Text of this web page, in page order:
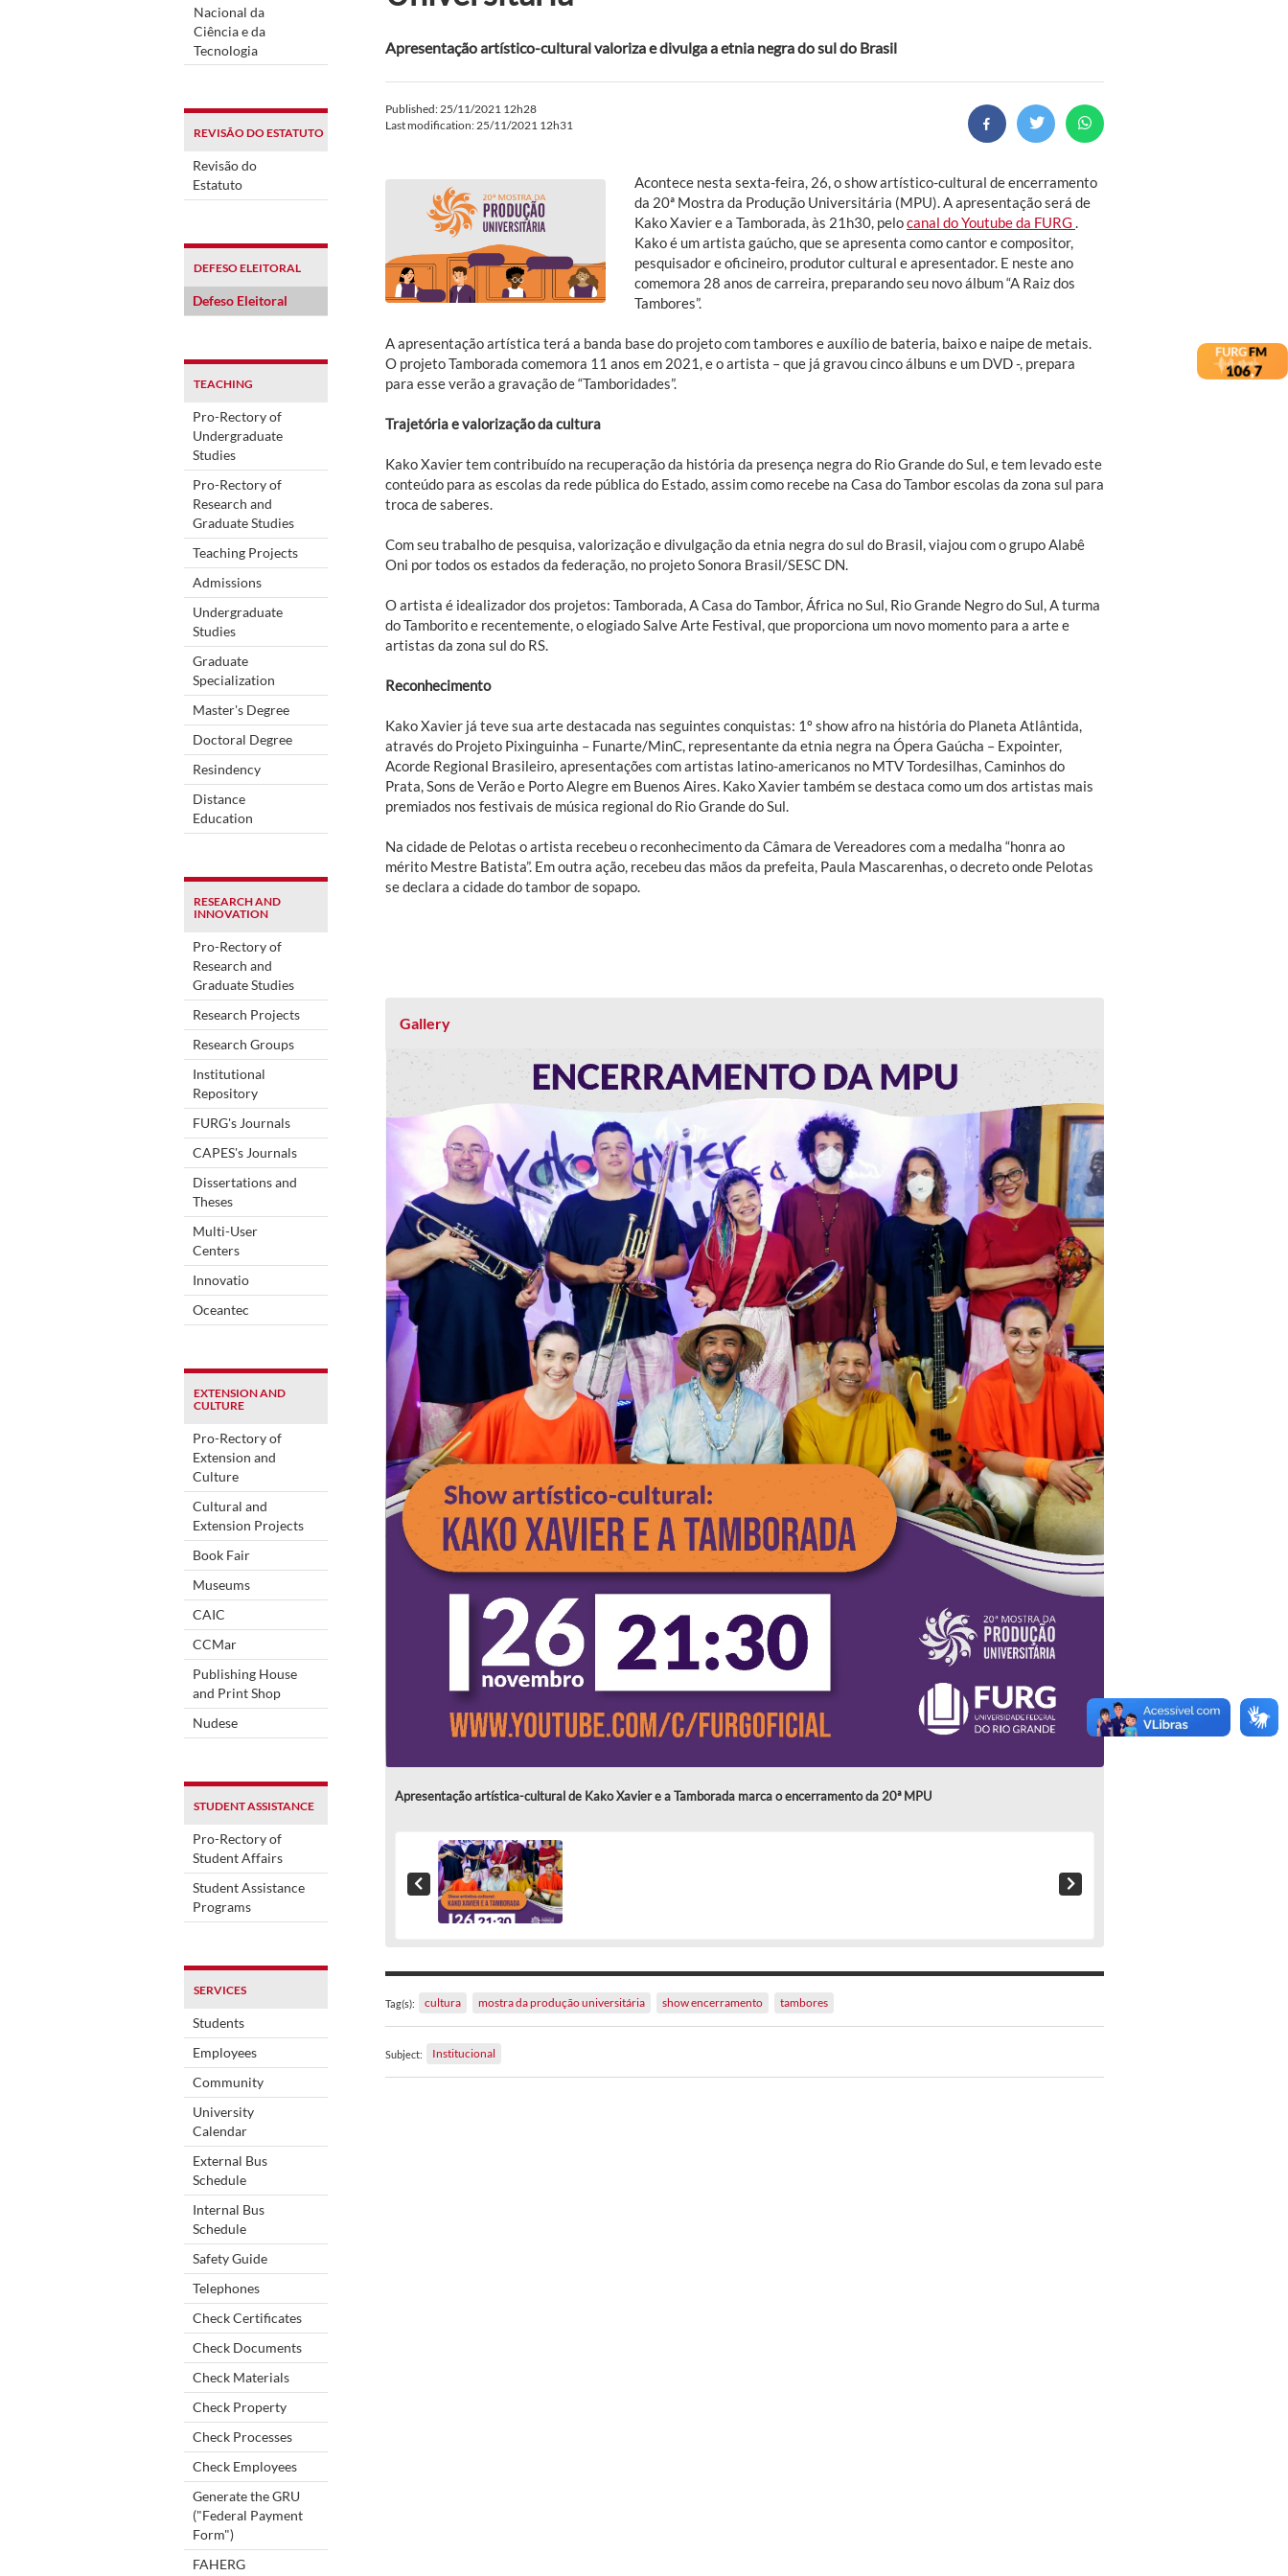
Nacional da
Ciência e da
Tecnologia
REVISÃO DO ESTATUTO
Revisão do
Estatuto
DEFESO ELEITORAL
Defeso Eleitoral
TEACHING
Pro-Rectory of
Undergraduate
Studies
Pro-Rectory of
Research and
Graduate Studies
Teaching Projects
Admissions
Undergraduate
Studies
Graduate
Specialization
Master's Degree
Doctoral Degree
Resindency
Distance
Education
RESEARCH AND
INNOVATION
Pro-Rectory of
Research and
Graduate Studies
Research Projects
Research Groups
Institutional
Repository
FURG's Journals
CAPES's Journals
Dissertations and
Theses
Multi-User
Centers
Innovatio
Oceantec
EXTENSION AND
CULTURE
Pro-Rectory of
Extension and
Culture
Cultural and
Extension Projects
Book Fair
Museums
CAIC
CCMar
Publishing House
and Print Shop
Nudese
STUDENT ASSISTANCE
Pro-Rectory of
Student Affairs
Student Assistance
Programs
SERVICES
Students
Employees
Community
University
Calendar
External Bus
Schedule
Internal Bus
Schedule
Safety Guide
Telephones
Check Certificates
Check Documents
Check Materials
Check Property
Check Processes
Check Employees
Generate the GRU
("Federal Payment
Form")
FAHERG
Apresentação artístico-cultural valoriza e divulga a etnia negra do sul do Brasil
Published: 25/11/2021 12h28
Last modification: 25/11/2021 12h31
Acontece nesta sexta-feira, 26, o show artístico-cultural de encerramento
da 20ª Mostra da Produção Universitária (MPU). A apresentação será de
Kako Xavier e a Tamborada, às 21h30, pelocanal do Youtube da FURG
Kako é um artista gaúcho, que se apresenta como cantor e compositor,
pesquisador e oficineiro, produtor cultural e apresentador. E neste ano
comemora 28 anos de carreira, preparando seu novo álbum “A Raiz dos
Tambores”.
A apresentação artística terá a banda base do projeto com tambores e auxílio de bateria, baixo e naipe de metais.
O projeto Tamborada comemora 11 anos em 2021, e o artista – que já gravou cinco álbuns e um DVD -, prepara
para esse verão a gravação de “Tamboridades”.
Trajetória e valorização da cultura
Kako Xavier tem contribuído na recuperação da história da presença negra do Rio Grande do Sul, e tem levado este
conteúdo para as escolas da rede pública do Estado, assim como recebe na Casa do Tambor escolas da zona sul para
troca de saberes.
Com seu trabalho de pesquisa, valorização e divulgação da etnia negra do sul do Brasil, viajou com o grupo Alabê
Oni por todos os estados da federação, no projeto Sonora Brasil/SESC DN.
O artista é idealizador dos projetos: Tamborada, A Casa do Tambor, África no Sul, Rio Grande Negro do Sul, A turma
do Tamborito e recentemente, o elogiado Salve Arte Festival, que proporciona um novo momento para a arte e
artistas da zona sul do RS.
Reconhecimento
Kako Xavier já teve sua arte destacada nas seguintes conquistas: 1º show afro na história do Planeta Atlântida,
através do Projeto Pixinguinha – Funarte/MinC, representante da etnia negra na Ópera Gaúcha – Expointer,
Acorde Regional Brasileiro, apresentações com artistas latino-americanos no MTV Tordesilhas, Caminhos do
Prata, Sons de Verão e Porto Alegre em Buenos Aires. Kako Xavier também se destaca como um dos artistas mais
premiados nos festivais de música regional do Rio Grande do Sul.
Na cidade de Pelotas o artista recebeu o reconhecimento da Câmara de Vereadores com a medalha “honra ao
mérito Mestre Batista”. Em outra ação, recebeu das mãos da prefeita, Paula Mascarenhas, o decreto onde Pelotas
se declara a cidade do tambor de sopapo.
Gallery
Apresentação artística-cultural de Kako Xavier e a Tamborada marca o encerramento da 20ª MPU
Tag(s): cultura mostra da produção universitária show encerramento tambores
Subject: Institucional